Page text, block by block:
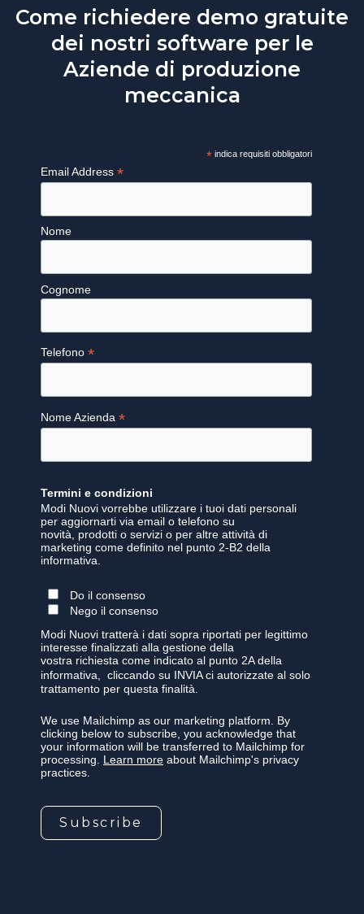
Come richiedere demo gratuite
dei nostri software per le
Aziende di produzione
meccanica
* indica requisiti obbligatori
Email Address *
Nome
Cognome
Telefono *
Nome Azienda *
Termini e condizioni
Modi Nuovi vorrebbe utilizzare i tuoi dati personali
per aggiornarti via email o telefono su
novità, prodotti o servizi o per altre attività di
marketing come definito nel punto 2-B2 della
informativa.
Do il consenso
Nego il consenso
Modi Nuovi tratterà i dati sopra riportati per legittimo
interesse finalizzati alla gestione della
vostra richiesta come indicato al punto 2A della
informativa, cliccando su INVIA ci autorizzate al solo
trattamento per questa finalità.
We use Mailchimp as our marketing platform. By
clicking below to subscribe, you acknowledge that
your information will be transferred to Mailchimp for
processing. Learn more about Mailchimp's privacy
practices.